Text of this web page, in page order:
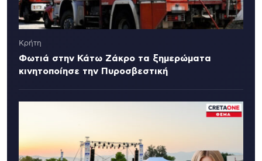
Κρήτη
Φωτιά στην Κάτω Ζάκρο τα ξημερώματα
κινητοποίησε την Πυροσβεστική